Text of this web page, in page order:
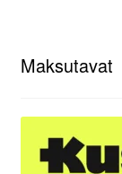
Maksutavat